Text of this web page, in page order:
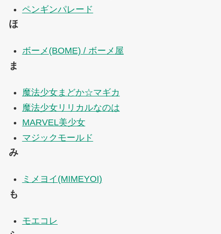
ペンギンパレード
ほ
ボーメ(BOME) / ボーメ屋
ま
魔法少女まどか☆マギカ
魔法少女リリカルなのは
MARVEL美少女
マジックモールド
み
ミメヨイ(MIMEYOI)
も
モエコレ